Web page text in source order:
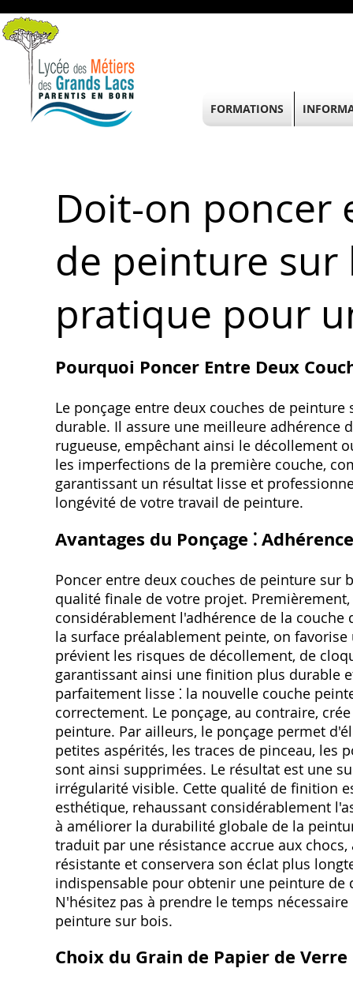
Doit-on poncer
de peinture sur
pratique pour
Pourquoi Poncer Entre Deux
Le ponçage entre deux couches de
durable. Il assure une meilleure adhérence
rugueuse, empêchant ainsi le décollement
les imperfections de la première couche,
garantissant un résultat lisse et
longévité de votre travail de peinture.
Avantages du Ponçage ⁚
Poncer entre deux couches de peinture
qualité finale de votre projet.
considérablement l'adhérence de la
la surface préalablement peinte, on
prévient les risques de décollement, de
garantissant ainsi une finition plus durable
parfaitement lisse ⁚ la nouvelle couche
correctement. Le ponçage, au contraire,
peinture. Par ailleurs, le ponçage permet
petites aspérités, les traces de pinceau, les
sont ainsi supprimées. Le résultat est une
irrégularité visible. Cette qualité de finition
esthétique, rehaussant considérablement
à améliorer la durabilité globale de la
traduit par une résistance accrue aux
résistante et conservera son éclat plus
indispensable pour obtenir une peinture
N'hésitez pas à prendre le temps
peinture sur bois.
Choix du Grain de Papier de Verre
FORMATIONS